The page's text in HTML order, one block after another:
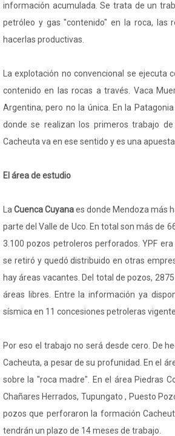
información acumulada. Se trata de un
petróleo y gas "contenido" en la roca, las
hacerlas productivas.
La explotación no convencional se
contenido en las rocas a través. Vaca
Argentina, pero no la única. En la
donde se realizan los primeros trabajo
Cacheuta va en ese sentido y es una
El área de estudio
La Cuenca Cuyanaes donde Mendoza más
parte del Valle de Uco. En total son más de
3.100 pozos petroleros perforados. YPF
se retiró y quedó distribuido en otras
hay áreas vacantes. Del total de pozos,
áreas libres. Entre la información ya
sísmica en 11 concesiones petroleras
Por eso el trabajo no será desde cero. De
Cacheuta, a pesar de su profunidad. En el
sobre la "roca madre". En el área Piedras
Chañares Herrados, Tupungato , Puesto
pozos que perforaron la formación
tendrán un plazo de 14 meses de trabajo.